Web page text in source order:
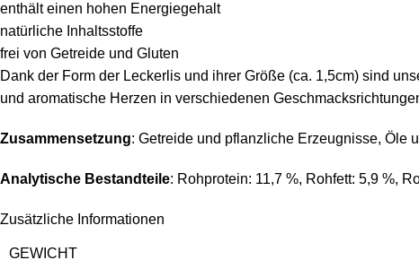
enthält einen hohen Energiegehalt
natürliche Inhaltsstoffe
frei von Getreide und Gluten
Dank der Form der Leckerlis und ihrer Größe (ca. 1,5cm) sind
und aromatische Herzen in verschiedenen
Zusammensetzung: Getreide und pflanzliche Erzeugnisse, Öle
Analytische Bestandteile: Rohprotein: 11,7 %, Rohfett: 5,9 %,
Zusätzliche Informationen
GEWICHT